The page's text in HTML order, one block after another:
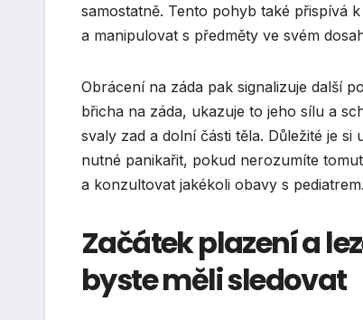
samostatně. Tento pohyb také přispívá
a manipulovat s předměty ve svém
Obrácení na záda pak signalizuje další
břicha na záda, ukazuje to jeho sílu a
svaly zad a dolní části těla. Důležité je
nutné panikařit, pokud nerozumíte
a konzultovat jakékoli obavy s pediatrem.
Začátek plazení a
byste měli sledovat